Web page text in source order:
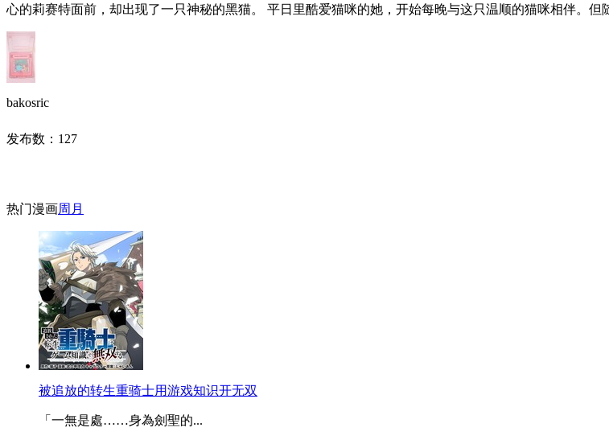
心的莉赛特面前，却出现了一只神秘的黑猫。 平日里酷爱猫咪的她，开始每晚与这只温顺的猫咪相伴。但
bakosric
发布数： 127
热门漫画周 月
被追放的转生重骑士用游戏知识开无双
「一無是處……身為劍聖的...